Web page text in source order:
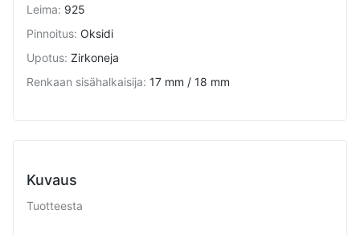
Leima: 925
Pinnoitus: Oksidi
Upotus: Zirkoneja
Renkaan sisähalkaisija: 17 mm / 18 mm
Kuvaus
Tuotteesta